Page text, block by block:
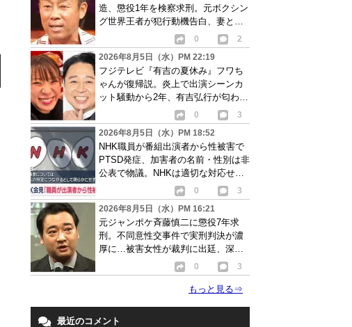
造、懲役1年を検察求刑。元ボクシン
グ世界王者が犯行動機告白、妻と離
0
2
2026年8月5日（水）PM 22:19
フジテレビ『有吉の夏休み』フワち
ゃんが復帰説。炎上で出演シーンカ
ット騒動から2年、有吉弘行が匂わせ
0
3
2026年8月5日（水）PM 18:52
NHK職員が番組出演者から性被害で
PTSD発症、加害者の名前・性別は非
公表で物議。NHKは適切な対応せず
0
3
2026年8月5日（水）PM 16:21
元ジャンポケ斉藤慎二に懲役7年求
刑。不同意性交事件で実刑判決が濃
厚に…被害女性が裁判に出廷、深刻
0 3
もっと見る⇒
最近のコメント